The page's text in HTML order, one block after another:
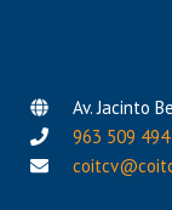
Av. Jacinto
963 509 494